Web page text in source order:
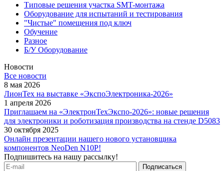
Типовые решения участка SMT-монтажа
Оборудование для испытаний и тестирования
"Чистые" помещения под ключ
Обучение
Разное
Б/У Оборудование
Новости
Все новости
8 мая 2026
ЛионТех на выставке «ЭкспоЭлектроника-2026»
1 апреля 2026
Приглашаем на «ЭлектронТехЭкспо-2026»: новые решения
для электроники и роботизация производства на стенде D5083
30 октября 2025
Онлайн презентации нашего нового установщика
компонентов NeoDen N10P!
Подпишитесь на нашу рассылку!